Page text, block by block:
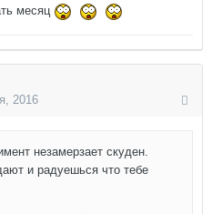
месяц
2016
незамерзает скуден.
и радуешься что тебе